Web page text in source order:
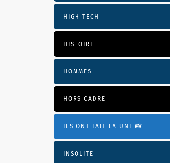
HIGH TECH
HISTOIRE
HOMMES
HORS CADRE
ILS ONT FAIT LA UNE 📸
INSOLITE